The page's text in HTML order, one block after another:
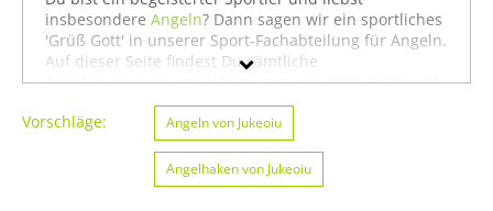
Rollen
Ruten
Jukeoiu
insbesondere Angeln? Dann sagen wir ein sportliches
'Grüß Gott' in unserer Sport-Fachabteilung für Angeln.
Auf dieser Seite findest Du sämtliche
Angelausrüstung von Jukeoiu aus unserem Sortiment.
Du kannst auch gezieltAngeln von Jukeoiu
Badminton von Jukeoiusuchen. Oder Du schaust
etwas breiter und siehst Dich auf unserer Seite mit
sämtlichen Sportartikeln vonJukeoiu
Produkten für den SportAngeln von Jukeoiu
Vorschläge: Angeln von Jukeoiu
Angelhaken von Jukeoiu